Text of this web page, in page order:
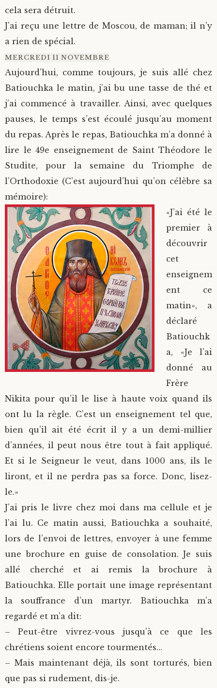
cela sera détruit.
J’ai reçu une lettre de Moscou, de maman; il n’y
a rien de spécial.
MERCREDI 11 NOVEMBRE
Aujourd’hui, comme toujours, je suis allé chez
Batiouchka le matin, j’ai bu une tasse de thé et
j’ai commencé à travailler. Ainsi, avec quelques
pauses, le temps s’est écoulé jusqu’au moment
du repas. Après le repas, Batiouchka m’a donné à
lire le 49e enseignement de Saint Théodore le
Studite, pour la semaine du Triomphe de
l’Orthodoxie (C’est aujourd’hui qu’on célèbre sa
mémoire):
«J’ai été le
premier à
découvrir
cet
enseignem
ent ce
matin», a
déclaré
Batiouchk
a, «Je l’ai
donné au
Frère
Nikita pour qu’il le lise à haute voix quand ils
ont lu la règle. C’est un enseignement tel que,
bien qu’il ait été écrit il y a un demi-millier
d’années, il peut nous être tout à fait appliqué.
Et si le Seigneur le veut, dans 1000 ans, ils le
liront, et il ne perdra pas sa force. Donc, lisez-
le.»
J’ai pris le livre chez moi dans ma cellule et je
l’ai lu. Ce matin aussi, Batiouchka a souhaité,
lors de l’envoi de lettres, envoyer à une femme
une brochure en guise de consolation. Je suis
allé cherché et ai remis la brochure à
Batiouchka. Elle portait une image représentant
la souffrance d’un martyr. Batiouchka m’a
regardé et m’a dit:
– Peut-être vivrez-vous jusqu’à ce que les
chrétiens soient encore tourmentés…
– Mais maintenant déjà, ils sont torturés, bien
que pas si rudement, dis-je.